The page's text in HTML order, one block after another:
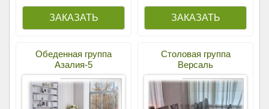
Обеденная группа
Азалия-5
Столовая группа
Версаль